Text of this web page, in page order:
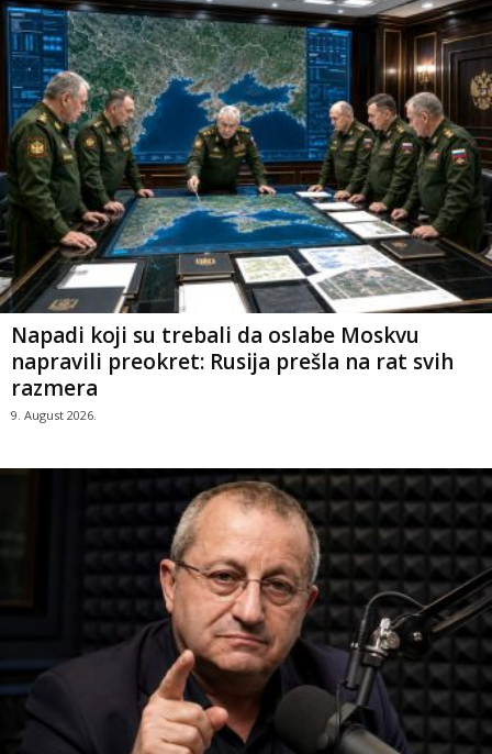
Napadi koji su trebali da oslabe Moskvu
napravili preokret: Rusija prešla na rat svih
razmera
9. August 2026.